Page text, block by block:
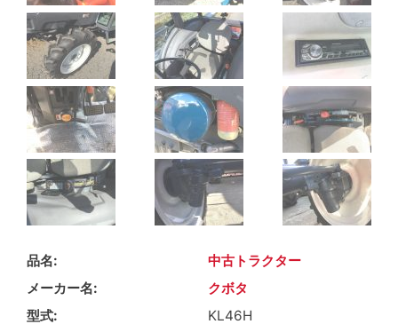
品名
中古トラクター
メーカー名
クボタ
型式
KL46H